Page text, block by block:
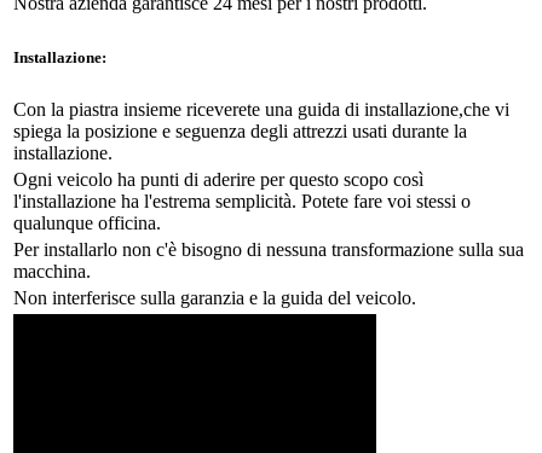
Installazione:
Con la piastra insieme riceverete una guida di installazione,che vi
spiega la posizione e seguenza degli attrezzi usati durante la
installazione.
Ogni veicolo ha punti di aderire per questo scopo così
l'installazione ha l'estrema semplicità. Potete fare voi stessi o
qualunque officina.
Per installarlo non c'è bisogno di nessuna transformazione sulla sua
macchina.
Non interferisce sulla garanzia e la guida del veicolo.